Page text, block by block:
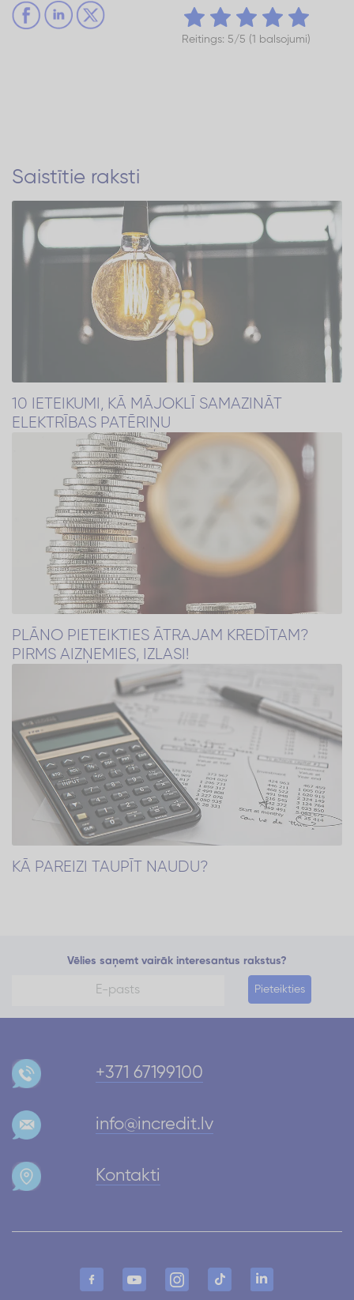
Reitings: 5/5 (1 balsojumi)
Saistītie raksti
10 IETEIKUMI, KĀ MĀJOKLĪ SAMAZINĀT
ELEKTRĪBAS PATĒRIŅU
PLĀNO PIETEIKTIES ĀTRAJAM KREDĪTAM?
PIRMS AIZŅEMIES, IZLASI!
KĀ PAREIZI TAUPĪT NAUDU?
Vēlies saņemt vairāk interesantus rakstus?
Pieteikties
+371 67199100
info@incredit.lv
Kontakti